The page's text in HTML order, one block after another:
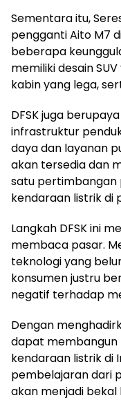
Sementara itu,
pengganti Aito M7
beberapa
memiliki desain
kabin yang lega,
DFSK juga
infrastruktur
daya dan layanan
akan tersedia dan
satu pertimbangan
kendaraan listrik di
Langkah DFSK ini
membaca pasar.
teknologi yang
konsumen justru
negatif terhadap
Dengan
dapat membangun
kendaraan listrik di
pembelajaran dari
akan menjadi